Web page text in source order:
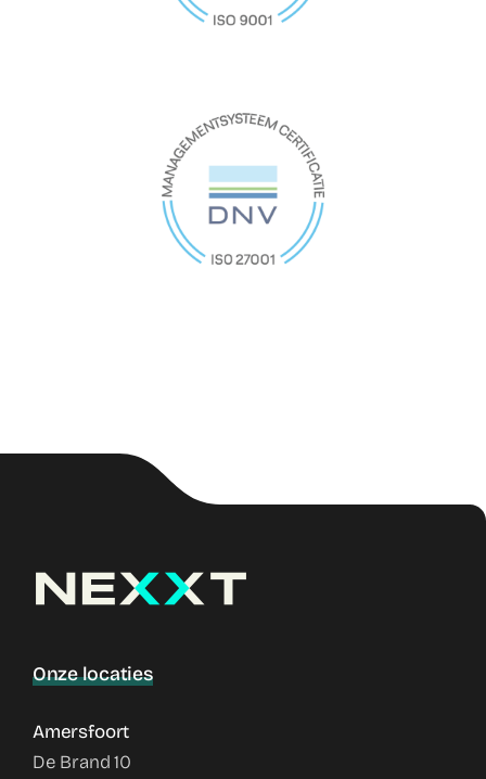
Onze locaties
Amersfoort
De Brand 10